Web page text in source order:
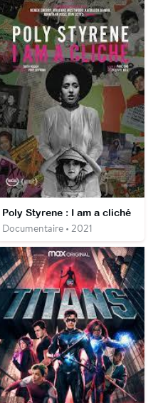
Poly Styrene : I am a cliché
Documentaire • 2021